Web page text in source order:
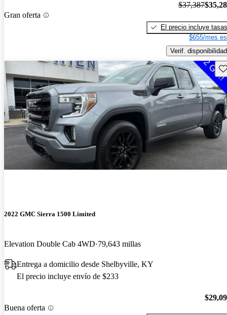
Gran oferta
$37,387
El precio incluye tasas
$655/mes
Verif. disponibilidad
2022 GMC Sierra 1500 Limited
Elevation Double Cab 4WD 79,643 millas
Entrega a domicilio desde Shelbyville, KY
El precio incluye envío de $233
Buena oferta